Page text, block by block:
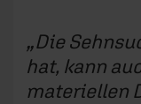
Die
hat, kann
materiellen